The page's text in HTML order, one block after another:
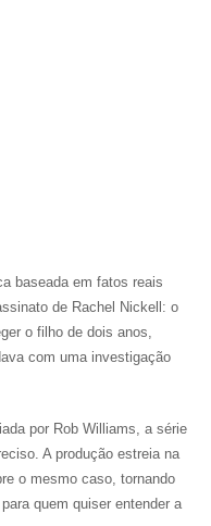
baseada em fatos reais
de Rachel Nickell: o
o filho de dois anos,
com uma investigação
por Rob Williams, a série
A produção estreia na
o mesmo caso, tornando
quem quiser entender a